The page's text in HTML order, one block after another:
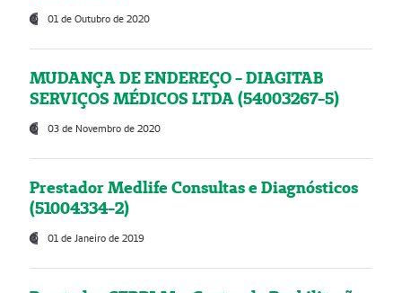
01 de Outubro de 2020
MUDANÇA DE ENDEREÇO - DIAGITAB
SERVIÇOS MÉDICOS LTDA (54003267-5)
03 de Novembro de 2020
Prestador Medlife Consultas e Diagnósticos
(51004334-2)
01 de Janeiro de 2019